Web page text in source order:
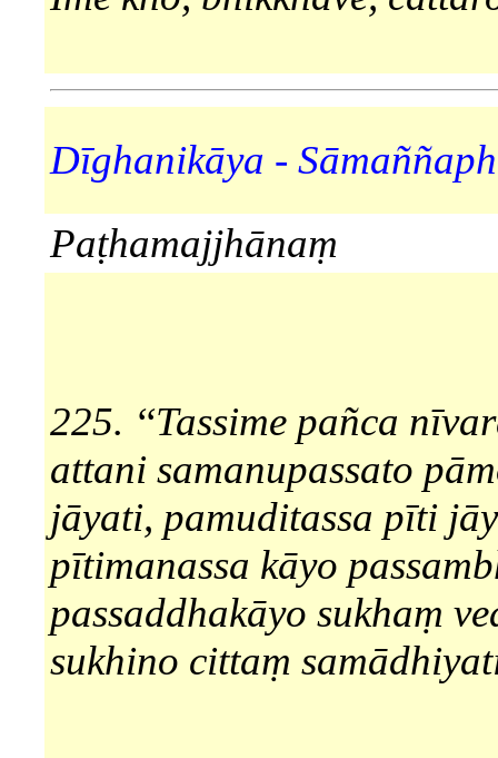
Dīghanikāya -
Paṭhamajjhānaṃ
225. ‘‘Tassime pañca
attani samanupassato
jāyati, pamuditassa pīti
pītimanassa kāyo
passaddhakāyo sukhaṃ
sukhino cittaṃ